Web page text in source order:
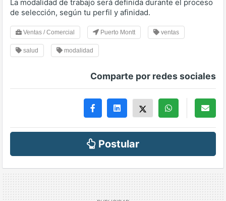
La modalidad de trabajo será definida durante el proceso
de selección, según tu perfil y afinidad.
Ventas / Comercial Puerto Montt ventas
salud modalidad
Comparte por redes sociales
Postular